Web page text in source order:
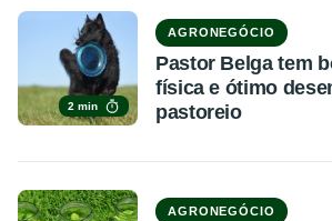
2 min
AGRONEGÓCIO
Pastor Belga tem
física e ótimo
pastoreio
AGRONEGÓCIO